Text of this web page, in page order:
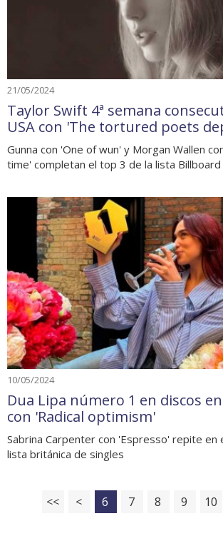
21/05/2024
Taylor Swift 4ª semana
USA con 'The tortured poets
Gunna con 'One of wun' y Morgan Wallen
time' completan el top 3 de la lista
10/05/2024
Dua Lipa número 1 en discos
con 'Radical optimism'
Sabrina Carpenter con 'Espresso' repite en
lista británica de singles
<< < 6 7 8 9 10